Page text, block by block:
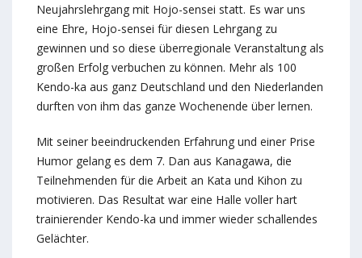
Neujahrslehrgang mit Hojo-sensei statt. Es war uns
eine Ehre, Hojo-sensei für diesen Lehrgang zu
gewinnen und so diese überregionale Veranstaltung als
großen Erfolg verbuchen zu können. Mehr als 100
Kendo-ka aus ganz Deutschland und den Niederlanden
durften von ihm das ganze Wochenende über lernen.
Mit seiner beeindruckenden Erfahrung und einer Prise
Humor gelang es dem 7. Dan aus Kanagawa, die
Teilnehmenden für die Arbeit an Kata und Kihon zu
motivieren. Das Resultat war eine Halle voller hart
trainierender Kendo-ka und immer wieder schallendes
Gelächter.